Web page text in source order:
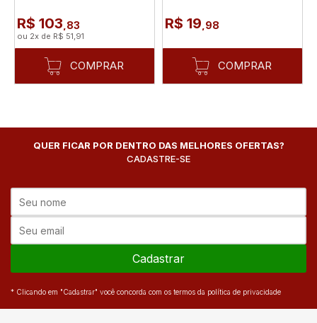
R$ 103 ,83
ou 2x de R$ 51,91
COMPRAR
R$ 19 ,98
COMPRAR
QUER FICAR POR DENTRO DAS MELHORES OFERTAS?
CADASTRE-SE
Cadastrar
* Clicando em "Cadastrar" você concorda com os termos da política de privacidade